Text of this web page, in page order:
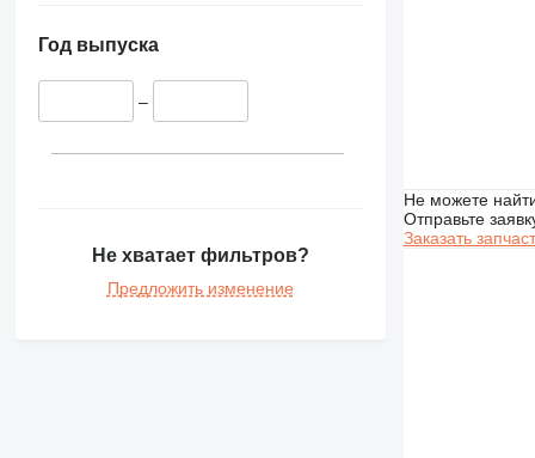
434
572G
740
773
Год выпуска
–
Не хватает фильтров?
Предложить изменение
Не можете
Отправьте
Заказать